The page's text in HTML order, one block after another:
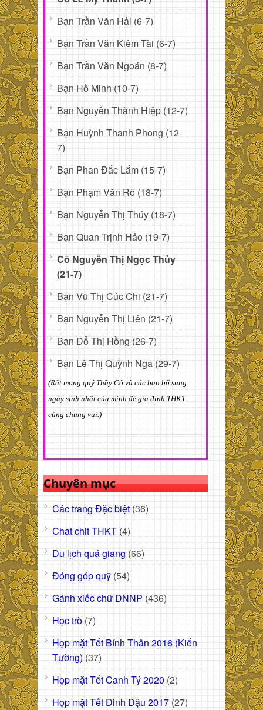
Bạn Trần Văn Hải (6-7)
Bạn Trần Văn Kiêm Tài (6-7)
Bạn Trần Văn Ngoán (8-7)
Bạn Hồ Minh (10-7)
Bạn Nguyễn Thành Hiệp (12-7)
Bạn Huỳnh Thanh Phong (12-
7)
Bạn Phan Đắc Lắm (15-7)
Bạn Phạm Văn Rô (18-7)
Bạn Nguyễn Thị Thúy (18-7)
Bạn Quan Trịnh Hảo (19-7)
Cô Nguyễn Thị Ngọc Thủy
(21-7)
Bạn Vũ Thị Cúc Chi (21-7)
Bạn Nguyễn Thị Liên (21-7)
Bạn Đỗ Thị Hồng (26-7)
Bạn Lê Thị Quỳnh Nga (29-7)
(Rất mong quý Thầy Cô và các bạn bổ sung
ngày sinh nhật của mình để gia đình THKT
cùng chung vui.)
Chuyên mục
Các trang Đặc biệt(36)
Chat chit THKT (4)
Du lịch quá giang (66)
Đóng góp quỹ (54)
Gánh xiếc chữ DNNP (436)
Học trò (7)
Họp mặt Tết Bính Thân 2016 (Kiến
Tường) (37)
Họp mặt Tết Canh Tý 2020 (2)
Họp mặt Tết Đinh Dậu 2017 (27)